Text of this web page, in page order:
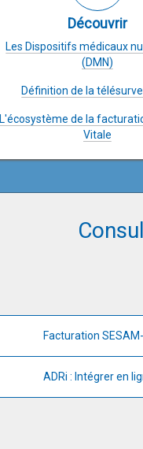
Découvrir
Les Dispositifs médicaux
(DMN)
Définition de la
L'écosystème de la
Vitale
Facturation
ADRi : Intégrer en